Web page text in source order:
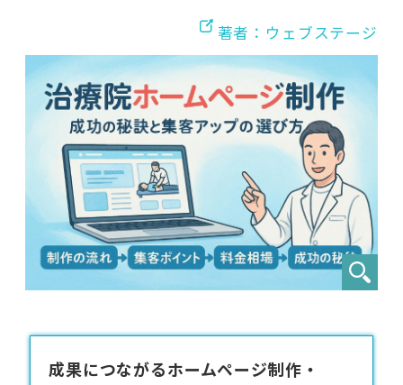
著者：ウェブステージ
成果につながるホームページ制作・